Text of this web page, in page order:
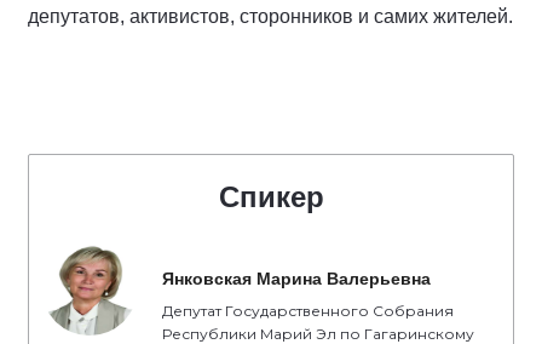
депутатов, активистов, сторонников и самих жителей.
Спикер
Янковская Марина Валерьевна
Депутат Государственного Собрания
Республики Марий Эл по Гагаринскому